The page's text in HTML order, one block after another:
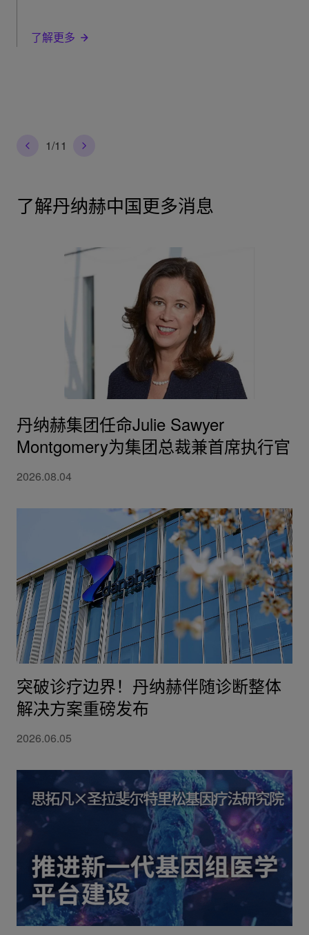
了解更多
1/11
了解丹纳赫中国更多消息
丹纳赫集团任命Julie Sawyer
Montgomery为集团总裁兼首席执行官
2026.08.04
突破诊疗边界！丹纳赫伴随诊断整体
解决方案重磅发布
2026.06.05